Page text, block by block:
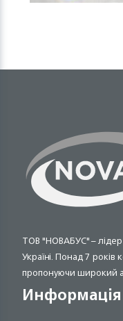
ТОВ "НОВАБУС" – лідер
Україні. Понад 7 років
пропонуючи широкий
Информація